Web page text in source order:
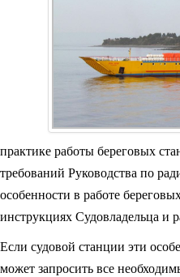
практике работы береговых
требований Руководства по
особенности в работе
инструкциях Судовладельца и
Если судовой станции эти
может запросить все